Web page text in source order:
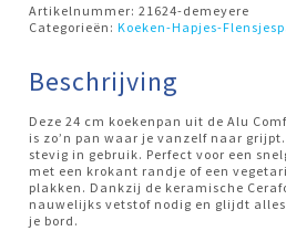
Demeyere
aantal
Artikelnummer:21624-demeyere
Categorieën:Koeken-Hapjes-
Beschrijving
Deze 24 cm koekenpan uit de Alu
is zo’n pan waar je vanzelf naar
stevig in gebruik. Perfect voor een
met een krokant randje of een
plakken. Dankzij de keramische
nauwelijks vetstof nodig en glijdt
je bord.